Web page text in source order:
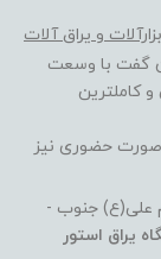
و یراق آلات
گفت با وسعت
کاملترین
صورت حضوری نیز
علی(ع) جنوب -
یراق استور